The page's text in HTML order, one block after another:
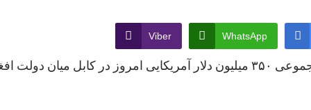
Viber WhatsApp